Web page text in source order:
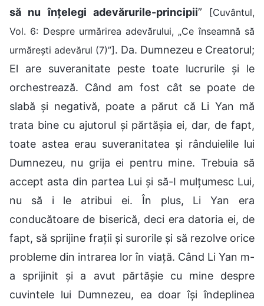
să nu înțelegi adevărurile-principii” [Cuvântul,
Vol. 6: Despre urmărirea adevărului, „Ce înseamnă să
urmărești adevărul (7)”]. Da. Dumnezeu e Creatorul;
El are suveranitate peste toate lucrurile și le
orchestrează. Când am fost cât se poate de
slabă și negativă, poate a părut că Li Yan mă
trata bine cu ajutorul și părtășia ei, dar, de fapt,
toate astea erau suveranitatea și rânduielile lui
Dumnezeu, nu grija ei pentru mine. Trebuia să
accept asta din partea Lui și să-I mulțumesc Lui,
nu să i le atribui ei. În plus, Li Yan era
conducătoare de biserică, deci era datoria ei, de
fapt, să sprijine frații și surorile și să rezolve orice
probleme din intrarea lor în viață. Când Li Yan m-
a sprijinit și a avut părtășie cu mine despre
cuvintele lui Dumnezeu, ea doar își îndeplinea